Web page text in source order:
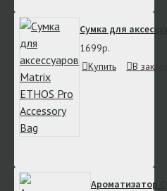
Сумка для
1699р.
Купить
В
Ароматизатор